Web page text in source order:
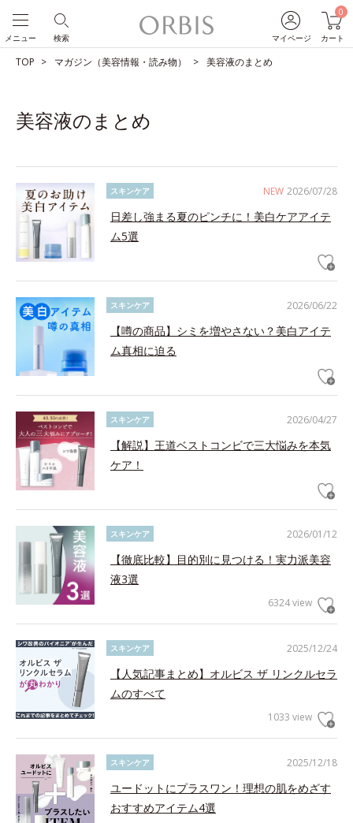
マイページ
0
カート
検索
メニュー
TOP マガジン（美容情報・読み物） 美容液のまとめ
美容液のまとめ
NEW 2026/07/28
スキンケア
日差し強まる夏のピンチに！美白ケアアイテ
ム5選
2026/06/22
スキンケア
【噂の商品】シミを増やさない？美白アイテ
ム真相に迫る
2026/04/27
スキンケア
【解説】王道ベストコンビで三大悩みを本気
ケア！
2026/01/12
スキンケア
【徹底比較】目的別に見つける！実力派美容
液3選
6324 view
2025/12/24
スキンケア
【人気記事まとめ】オルビス ザ リンクルセラ
ムのすべて
1033 view
2025/12/18
スキンケア
ユードットにプラスワン！理想の肌をめざす
おすすめアイテム4選